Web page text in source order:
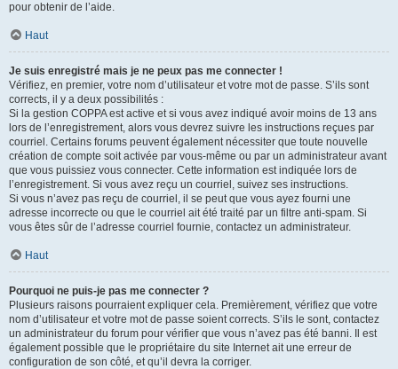
pour obtenir de l’aide.
Haut
Je suis enregistré mais je ne peux pas me connecter !
Vérifiez, en premier, votre nom d’utilisateur et votre mot de passe. S’ils sont
corrects, il y a deux possibilités :
Si la gestion COPPA est active et si vous avez indiqué avoir moins de 13 ans
lors de l’enregistrement, alors vous devrez suivre les instructions reçues par
courriel. Certains forums peuvent également nécessiter que toute nouvelle
création de compte soit activée par vous-même ou par un administrateur avant
que vous puissiez vous connecter. Cette information est indiquée lors de
l’enregistrement. Si vous avez reçu un courriel, suivez ses instructions.
Si vous n’avez pas reçu de courriel, il se peut que vous ayez fourni une
adresse incorrecte ou que le courriel ait été traité par un filtre anti-spam. Si
vous êtes sûr de l’adresse courriel fournie, contactez un administrateur.
Haut
Pourquoi ne puis-je pas me connecter ?
Plusieurs raisons pourraient expliquer cela. Premièrement, vérifiez que votre
nom d’utilisateur et votre mot de passe soient corrects. S’ils le sont, contactez
un administrateur du forum pour vérifier que vous n’avez pas été banni. Il est
également possible que le propriétaire du site Internet ait une erreur de
configuration de son côté, et qu’il devra la corriger.